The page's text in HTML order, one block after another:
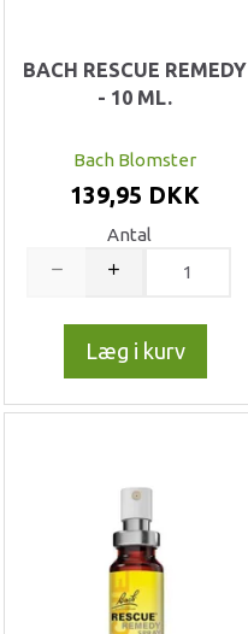
BACH RESCUE REMEDY
- 10 ML.
Bach Blomster
139,95 DKK
Antal
Læg i kurv